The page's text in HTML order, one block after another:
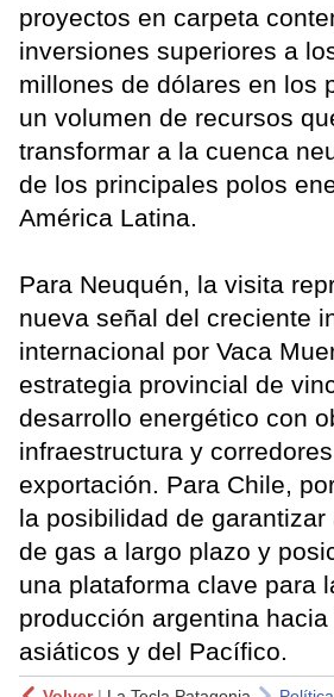
proyectos en carpeta
inversiones superiores a
millones de dólares en los
un volumen de recursos
transformar a la cuenca
de los principales polos
América Latina.
Para Neuquén, la visita
nueva señal del creciente
internacional por Vaca
estrategia provincial de
desarrollo energético con
infraestructura y
exportación. Para Chile,
la posibilidad de
de gas a largo plazo y
una plataforma clave para
producción argentina
asiáticos y del Pacífico.